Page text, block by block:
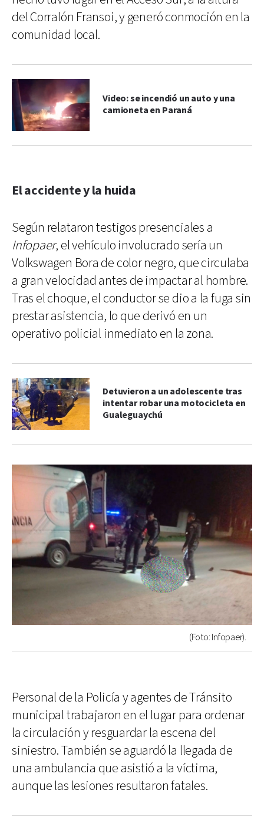
del Corralón Fransoi, y generó conmoción en la
comunidad local.
Video: se incendió un auto y una
camioneta en Paraná
El accidente y la huida
Según relataron testigos presenciales a
Infopaer, el vehículo involucrado sería un
Volkswagen Bora de color negro, que circulaba
a gran velocidad antes de impactar al hombre.
Tras el choque, el conductor se dio a la fuga sin
prestar asistencia, lo que derivó en un
operativo policial inmediato en la zona.
Detuvieron a un adolescente tras
intentar robar una motocicleta en
Gualeguaychú
(Foto: Infopaer).
Personal de la Policía y agentes de Tránsito
municipal trabajaron en el lugar para ordenar
la circulación y resguardar la escena del
siniestro. También se aguardó la llegada de
una ambulancia que asistió a la víctima,
aunque las lesiones resultaron fatales.